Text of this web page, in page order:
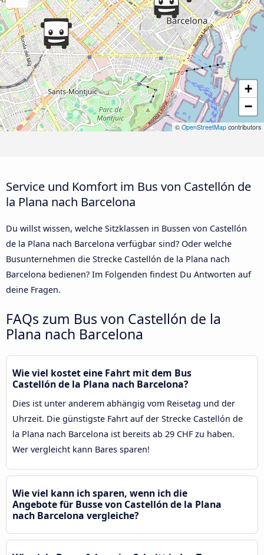
+
−
© OpenStreetMap contributors
Service und Komfort im Bus von Castellón de
la Plana nach Barcelona
Du willst wissen, welche Sitzklassen in Bussen von Castellón
de la Plana nach Barcelona verfügbar sind? Oder welche
Busunternehmen die Strecke Castellón de la Plana nach
Barcelona bedienen? Im Folgenden findest Du Antworten auf
deine Fragen.
FAQs zum Bus von Castellón de la
Plana nach Barcelona
Wie viel kostet eine Fahrt mit dem Bus
Castellón de la Plana nach Barcelona?
Dies ist unter anderem abhängig vom Reisetag und der
Uhrzeit. Die günstigste Fahrt auf der Strecke Castellón de
la Plana nach Barcelona ist bereits ab 29 CHF zu haben.
Wer vergleicht kann Bares sparen!
Wie viel kann ich sparen, wenn ich die
Angebote für Busse von Castellón de la Plana
nach Barcelona vergleiche?